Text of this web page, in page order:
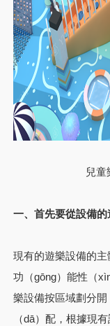
兒童
一、首先要從設備的
現有的遊樂設備的
功（gōng）能性（
樂設備按區域劃分
（dā）配，根據現